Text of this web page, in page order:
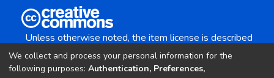
Unless otherwise noted, the item license is described
Creative Commons Attribution-NonCommercial-
We collect and process your personal information for the
following purposes: Authentication, Preferences,